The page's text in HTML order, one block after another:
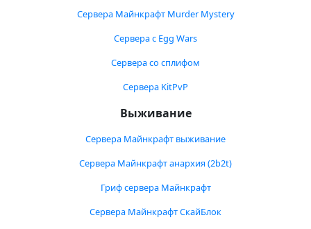
Сервера Майнкрафт Murder Mystery
Сервера с Egg Wars
Сервера со сплифом
Сервера KitPvP
Выживание
Сервера Майнкрафт выживание
Сервера Майнкрафт анархия (2b2t)
Гриф сервера Майнкрафт
Сервера Майнкрафт СкайБлок